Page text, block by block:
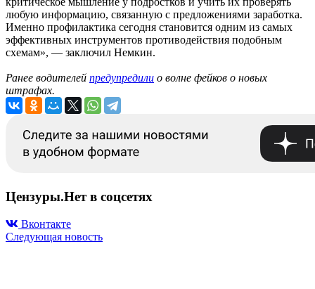
любую информацию, связанную с предложениями заработка.
Именно профилактика сегодня становится одним из самых
эффективных инструментов противодействия подобным
схемам», — заключил Немкин.
Ранее водителей предупредили о волне фейков о новых
штрафах.
Цензуры.Нет в соцсетях
Вконтакте
Следующая новость